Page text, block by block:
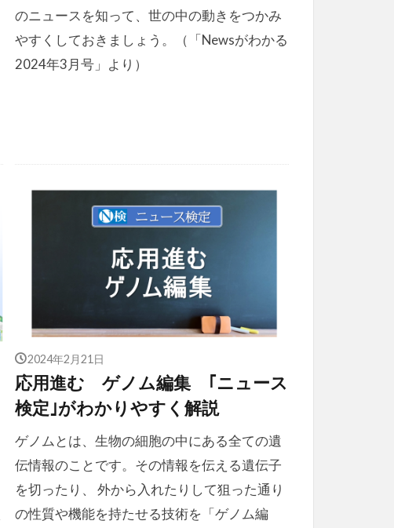
のニュースを知って、世の中の動きをつかみ
やすくしておきましょう。（「Newsがわかる
2024年3月号」より）
2024年2月21日
応用進む ゲノム編集 ｢ニュース
検定｣がわかりやすく解説
ゲノムとは、生物の細胞の中にある全ての遺
伝情報のことです。その情報を伝える遺伝子
を切ったり、 外から入れたりして狙った通り
の性質や機能を持たせる技術を「ゲノム編